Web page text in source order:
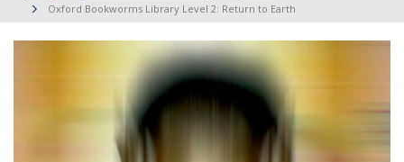
Oxford Bookworms Library Level 2: Return to Earth